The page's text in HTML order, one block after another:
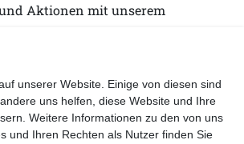
Aktionen mit unserem
Datenschutzerklärung
unserer Website. Einige von diesen sind
uns helfen, diese Website und Ihre
Weitere Informationen zu den von uns
und Ihren Rechten als Nutzer finden Sie